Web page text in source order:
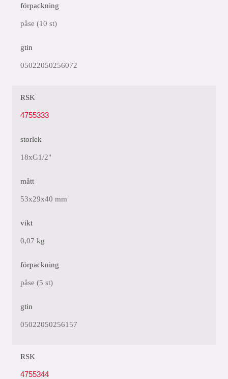
förpackning
påse (10 st)
gtin
05022050256072
RSK
4755333
storlek
18xG1/2"
mått
53x29x40 mm
vikt
0,07 kg
förpackning
påse (5 st)
gtin
05022050256157
RSK
4755344